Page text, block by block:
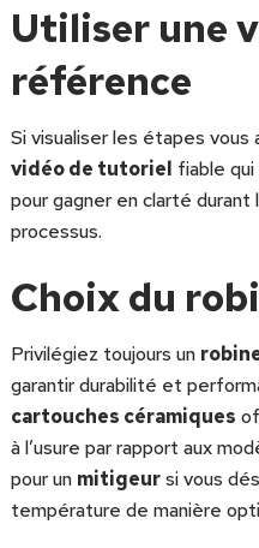
Utiliser une
référence
Si visualiser les étapes
vidéo de tutoriel fiable
pour gagner en clarté
processus.
Choix du
Privilégiez toujours un
garantir durabilité et
cartouches céramiques
à l’usure par rapport aux
pour un mitigeursi vous
température de manière